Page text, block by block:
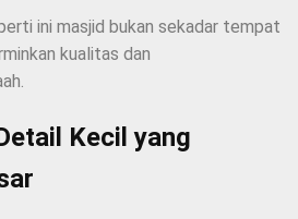
ini masjid bukan sekadar tempat
kualitas dan
Kecil yang